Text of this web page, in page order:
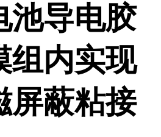
池导电胶
组内实现
屏蔽粘接